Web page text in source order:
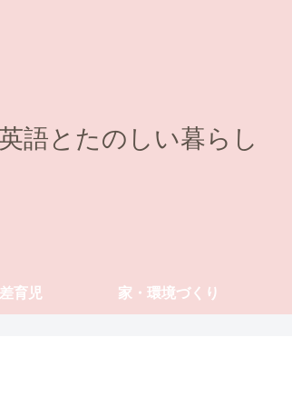
語とたのしい暮らし
育児 家・環境づくり